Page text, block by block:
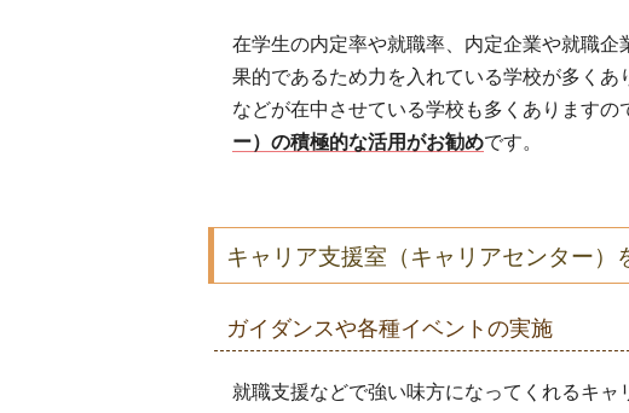
在学生の内定率や就職率、内定企業や就職
果的であるため力を入れている学校が多く
などが在中させている学校も多くありますの
ー）の積極的な活用がお勧めです。
キャリア支援室（キャリアセンター）
ガイダンスや各種イベントの実施
就職支援などで強い味方になってくれるキ